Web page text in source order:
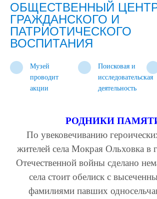
ОБЩЕСТВЕННЫЙ
ГРАЖДАНСКОГО И
ПАТРИОТИЧЕСКОГО
ВОСПИТАНИЯ
Музей
проводит
акции
Поисковая и
исследовательская
деятельность
РОДНИКИ
По увековечиванию
жителей села Мокрая Ольховка в
Отечественной войны сделано
села стоит обелиск с
фамилиями павших